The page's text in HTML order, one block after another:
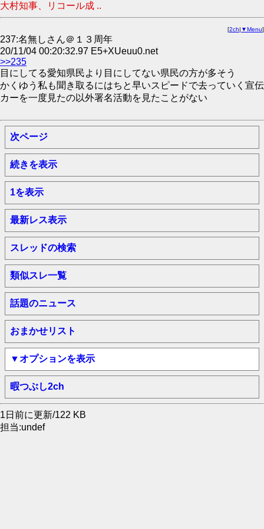
大村知事、リコール成 ..
[2ch| ▼Menu]
237:名無しさん＠１３周年
20/11/04 00:20:32.97 E5+XUeuu0.net
>>235
目にしてる愛知県民より目にしてない県民の方が多そう
かくゆう私も聞き取るにはちと早いスピードで去っていく宣伝
カーを一度見たの以外署名活動を見たことがない
次ページ
続きを表示
1を表示
最新レス表示
スレッドの検索
類似スレ一覧
話題のニュース
おまかせリスト
▼オプションを表示
暇つぶし2ch
1日前に更新/122 KB
担当:undef